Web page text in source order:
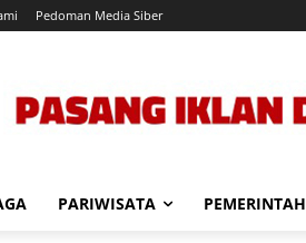
Pedoman Media Siber
PARIWISATA PEMERINTAH